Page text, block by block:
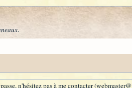
.
n'hésitez pas à me contacter